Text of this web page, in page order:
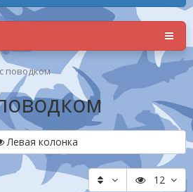
поводком
Левая колонка
12